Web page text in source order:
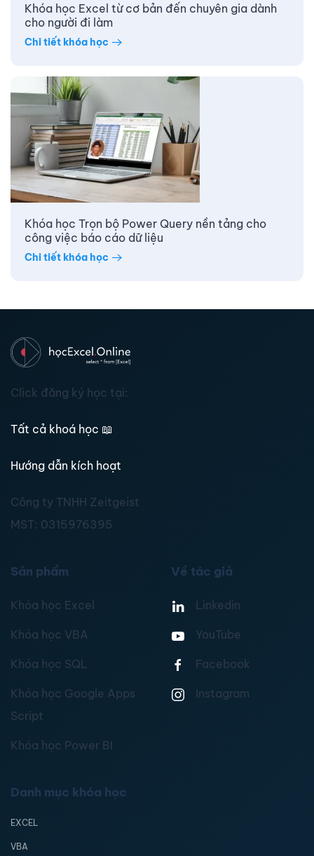
Khóa học Excel từ cơ bản đến chuyên gia dành
cho người đi làm
Chi tiết khóa học
Khóa học Trọn bộ Power Query nền tảng cho
công việc báo cáo dữ liệu
Chi tiết khóa học
Click đăng ký học tại:
Tất cả khoá học 📖
Hướng dẫn kích hoạt
Công ty TNHH Zeitgeist
MST: 0315976395
Sản phẩm
Khóa học Excel
Khóa học VBA
Khóa học SQL
Khóa học Google Apps
Script
Khóa học Power BI
Về tác giả
Linkedin
YouTube
Facebook
Instagram
Danh mục khóa học
EXCEL
VBA